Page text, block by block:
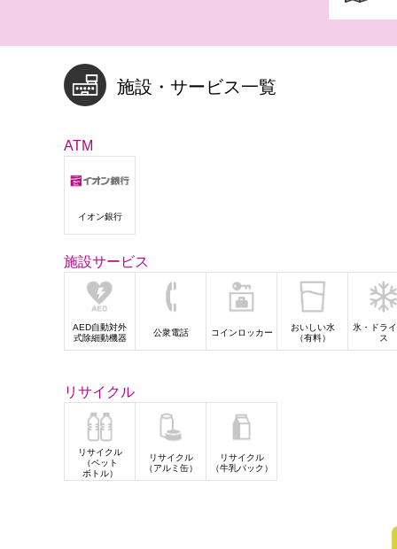
施設・サービス一覧
ATM
イオン銀行
施設サービス
AED自動対外
式除細動機器
公衆電話 コインロッカー
おいしい水
（有料）
氷・ドラ
ス
リサイクル
リサイクル
（ペット
ボトル）
リサイクル
（アルミ缶）
リサイクル
（牛乳パック）